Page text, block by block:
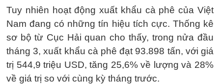
Tuy nhiên hoạt động xuất khẩu cà phê của Việt
Nam đang có những tín hiệu tích cực. Thống kê
sơ bộ từ Cục Hải quan cho thấy, trong nửa đầu
tháng 3, xuất khẩu cà phê đạt 93.898 tấn, với giá
trị 544,9 triệu USD, tăng 25,6% về lượng và 28%
về giá trị so với cùng kỳ tháng trước.